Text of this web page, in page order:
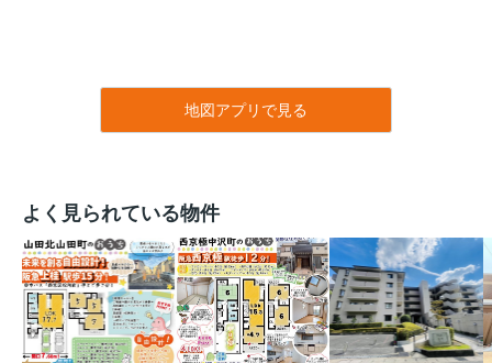
地図アプリで見る
よく見られている物件